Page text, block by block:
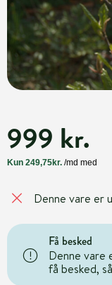
999 kr.
Denne vare er
Få besked
Denne vare
få besked,